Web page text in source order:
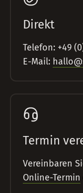
Direkt
Telefon: +49
E-Mail:
Termin
Vereinbaren
Online-Termin